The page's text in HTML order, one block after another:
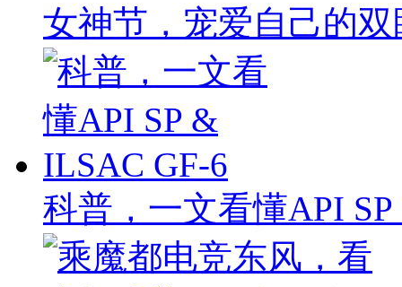
女神节，宠爱自己的
科普，一文看懂API